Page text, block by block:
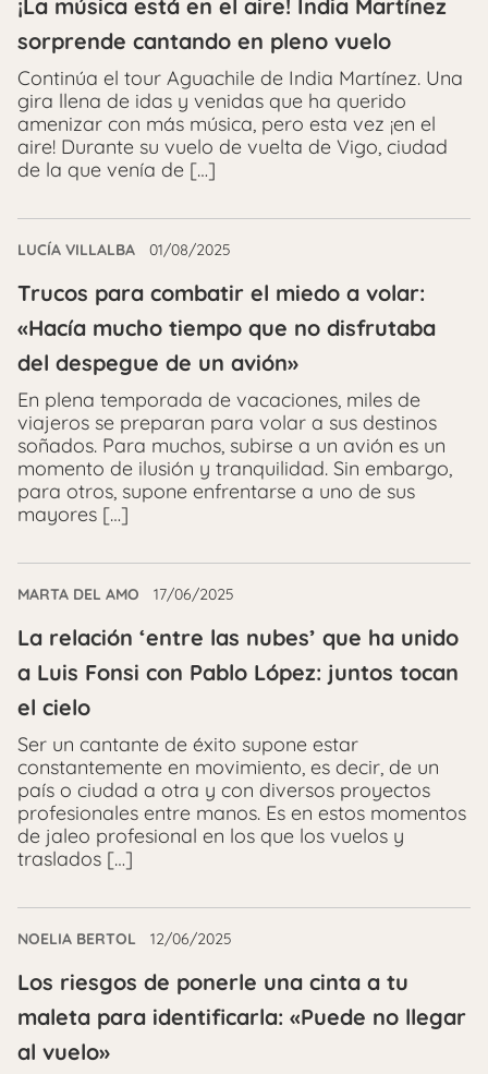
¡La música está en el aire! India Martínez
sorprende cantando en pleno vuelo
Continúa el tour Aguachile de India Martínez. Una
gira llena de idas y venidas que ha querido
amenizar con más música, pero esta vez ¡en el
aire! Durante su vuelo de vuelta de Vigo, ciudad
de la que venía de […]
LUCÍA VILLALBA 01/08/2025
Trucos para combatir el miedo a volar:
«Hacía mucho tiempo que no disfrutaba
del despegue de un avión»
En plena temporada de vacaciones, miles de
viajeros se preparan para volar a sus destinos
soñados. Para muchos, subirse a un avión es un
momento de ilusión y tranquilidad. Sin embargo,
para otros, supone enfrentarse a uno de sus
mayores […]
MARTA DEL AMO 17/06/2025
La relación ‘entre las nubes’ que ha unido
a Luis Fonsi con Pablo López: juntos tocan
el cielo
Ser un cantante de éxito supone estar
constantemente en movimiento, es decir, de un
país o ciudad a otra y con diversos proyectos
profesionales entre manos. Es en estos momentos
de jaleo profesional en los que los vuelos y
traslados […]
NOELIA BERTOL 12/06/2025
Los riesgos de ponerle una cinta a tu
maleta para identificarla: «Puede no llegar
al vuelo»